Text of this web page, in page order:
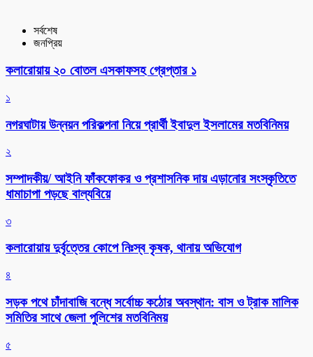
সর্বশেষ
জনপ্রিয়
কলারোয়ায় ২০ বোতল এসকাফসহ গ্রেপ্তার ১
১
নগরঘাটায় উন্নয়ন পরিকল্পনা নিয়ে প্রার্থী ইবাদুল ইসলামের মতবিনিময়
২
সম্পাদকীয়/ আইনি ফাঁকফোকর ও প্রশাসনিক দায় এড়ানোর সংস্কৃতিতে
ধামাচাপা পড়ছে বাল্যবিয়ে
৩
কলারোয়ায় দুর্বৃত্তের কোপে নিঃস্ব কৃষক, থানায় অভিযোগ
৪
সড়ক পথে চাঁদাবাজি বন্ধে সর্বোচ্চ কঠোর অবস্থান: বাস ও ট্রাক মালিক
সমিতির সাথে জেলা পুলিশের মতবিনিময়
৫